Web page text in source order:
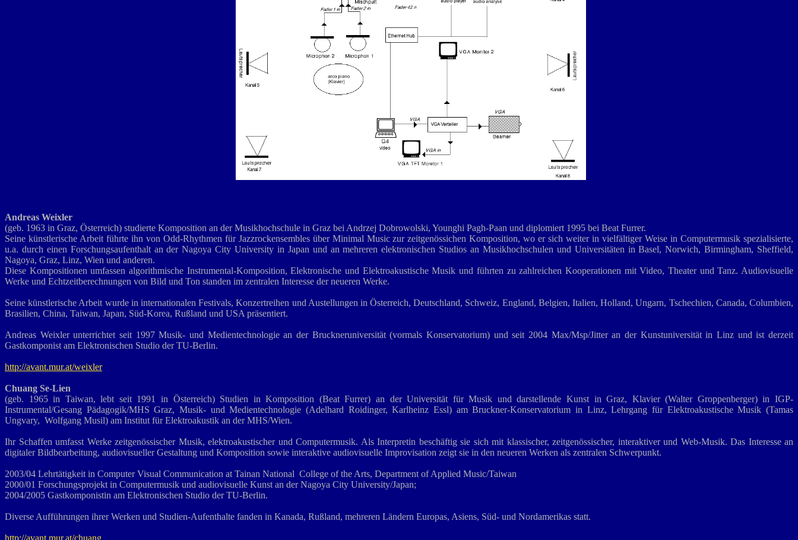
Andreas Weixler
(geb. 1963 in Graz, Österreich) studierte Komposition an der Musikhochschule in Graz bei Andrzej Dobrowolski, Younghi Pagh-Paan und diplomiert 1995 bei Beat Furrer.
Seine künstlerische Arbeit führte ihn von Odd-Rhythmen für Jazzrockensembles über Minimal Music zur zeitgenössichen Komposition, wo er sich weiter in vielfältiger Weise in Computermusik spezialisierte,
u.a. durch einen Forschungsaufenthalt an der Nagoya City University in Japan und an mehreren elektronischen Studios an Musikhochschulen und Universitäten in Basel, Norwich, Birmingham, Sheffield,
Nagoya, Graz, Linz, Wien und anderen.
Diese Kompositionen umfassen algorithmische Instrumental-Komposition, Elektronische und Elektroakustische Musik und führten zu zahlreichen Kooperationen mit Video, Theater und Tanz. Audiovisuelle
Werke und Echtzeitberechnungen von Bild und Ton standen im zentralen Interesse der neueren Werke.
Seine künstlerische Arbeit wurde in internationalen Festivals, Konzertreihen und Austellungen in Österreich, Deutschland, Schweiz, England, Belgien, Italien, Holland, Ungarn, Tschechien, Canada, Columbien,
Brasilien, China, Taiwan, Japan, Süd-Korea, Rußland und USA präsentiert.
Andreas Weixler unterrichtet seit 1997 Musik- und Medientechnologie an der Bruckneruniversität (vormals Konservatorium) und seit 2004 Max/Msp/Jitter an der Kunstuniversität in Linz und ist derzeit
Gastkomponist am Elektronischen Studio der TU-Berlin.
http://avant.mur.at/weixler
Chuang Se-Lien
(geb. 1965 in Taiwan, lebt seit 1991 in Österreich) Studien in Komposition (Beat Furrer) an der Universität für Musik und darstellende Kunst in Graz, Klavier (Walter Groppenberger) in IGP-
Instrumental/Gesang Pädagogik/MHS Graz, Musik- und Medientechnologie (Adelhard Roidinger, Karlheinz Essl) am Bruckner-Konservatorium in Linz, Lehrgang für Elektroakustische Musik (Tamas
Ungvary, Wolfgang Musil) am Institut für Elektroakustik an der MHS/Wien.
Ihr Schaffen umfasst Werke zeitgenössischer Musik, elektroakustischer und Computermusik. Als Interpretin beschäftig sie sich mit klassischer, zeitgenössischer, interaktiver und Web-Musik. Das Interesse an
digitaler Bildbearbeitung, audiovisueller Gestaltung und Komposition sowie interaktive audiovisuelle Improvisation zeigt sie in den neueren Werken als zentralen Schwerpunkt.
2003/04 Lehrtätigkeit in Computer Visual Communication at Tainan National College of the Arts, Department of Applied Music/Taiwan
2000/01 Forschungsprojekt in Computermusik und audiovisuelle Kunst an der Nagoya City University/Japan;
2004/2005 Gastkomponistin am Elektronischen Studio der TU-Berlin.
Diverse Aufführungen ihrer Werken und Studien-Aufenthalte fanden in Kanada, Rußland, mehreren Ländern Europas, Asiens, Süd- und Nordamerikas statt.